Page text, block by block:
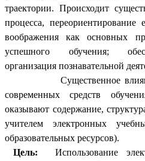
траектории. Происходит
процесса,
воображения как основных
успешного обучения;
организация познавательной
Существенное влияние
современных средств
оказывают содержание,
учителем электронных
образовательных ресурсов).
Цель:
Использование